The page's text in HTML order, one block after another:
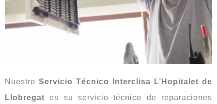
Nuestro Servicio Técnico Interclisa L’Hopitalet de
Llobregat es su servicio técnico de reparaciones